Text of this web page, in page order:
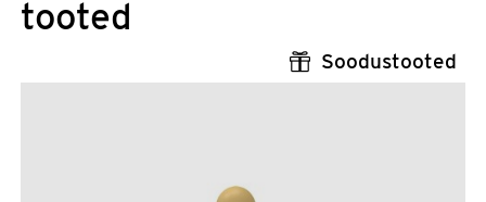
tooted
Soodustooted